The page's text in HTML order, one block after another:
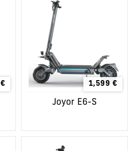
€ 1,599 €
Joyor E6-S